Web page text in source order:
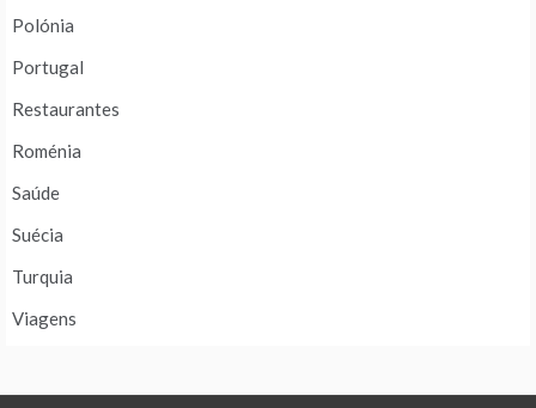
Polónia
Portugal
Restaurantes
Roménia
Saúde
Suécia
Turquia
Viagens